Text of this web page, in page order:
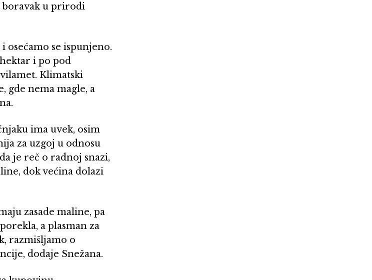
boravak u prirodi
osećamo se ispunjeno.
i po pod
Klimatski
gde nema magle, a
ima uvek, osim
za uzgoj u odnosu
je reč o radnoj snazi,
dok većina dolazi
zasade maline, pa
a plasman za
razmišljamo o
dodaje Snežana.